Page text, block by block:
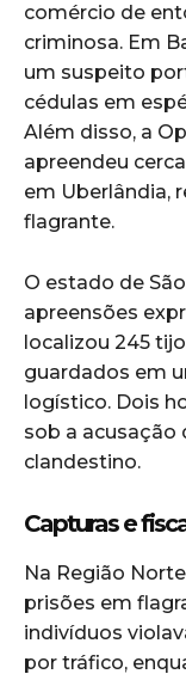
comércio de
criminosa. Em
um suspeito
cédulas em
Além disso, a
apreendeu
em Uberlândia,
flagrante.
O estado de
apreensões
localizou 245
guardados em
logístico. Dois
sob a acusação
clandestino.
Capturas e
Na Região
prisões em
indivíduos
por tráfico,